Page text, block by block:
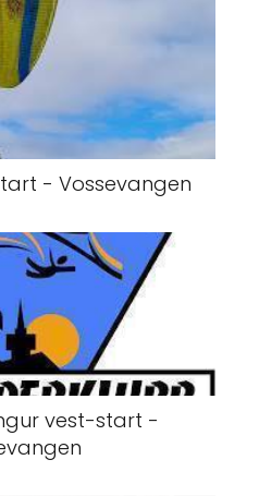
- Vossevangen
vest-start -